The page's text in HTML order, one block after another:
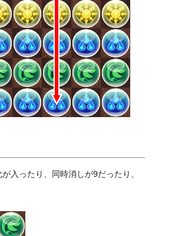
入ったり、同時消しが9だったり、